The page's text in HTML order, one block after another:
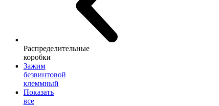
Распределительные
коробки
Зажим
безвинтовой
клеммный
Показать
все